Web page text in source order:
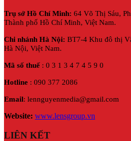
Trụ sở Hồ Chí Minh: 64 Võ Thị Sáu,
Thành phố Hồ Chí Minh, Việt Nam.
Chi nhánh Hà Nội: BT7-4 Khu đô thị
Hà Nội, Việt Nam.
Mã số thuế: 0 3 1 3 4 7 4 5 9 0
Hotline : 090 377 2086
Email: lennguyenmedia@gmail.com
Website: www.lensgroup.vn
LIÊN KẾT